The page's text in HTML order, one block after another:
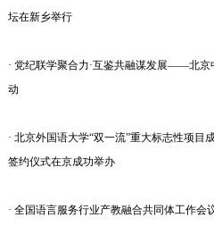
坛在新乡举行
· 党纪联学聚合力·互鉴共融谋发展——北京
动
· 北京外国语大学“双一流”重大标志性项
签约仪式在京成功举办
· 全国语言服务行业产教融合共同体工作